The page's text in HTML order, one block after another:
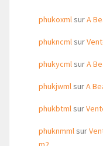
phukoxmlsurA
phukncmlsur
phukycmlsurA
phukjwmlsurA
phukbtmlsur
phuknmmlsur